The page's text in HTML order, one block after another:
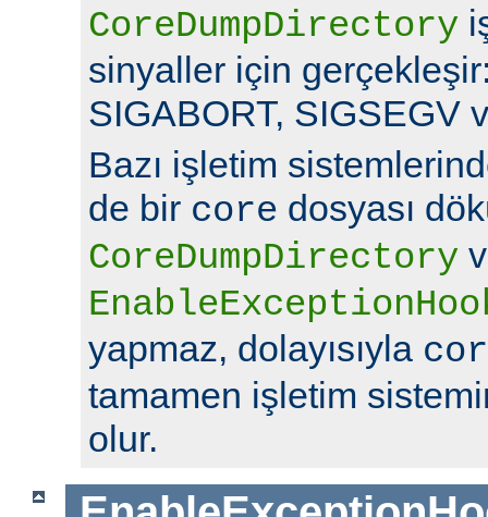
CoreDumpDirectory
sinyaller için
SIGABORT, SIGSEGV
Bazı işletim
de bir core dosyası
CoreDumpDirectory
yapmaz, dolayısıyla
tamamen işletim
olur.